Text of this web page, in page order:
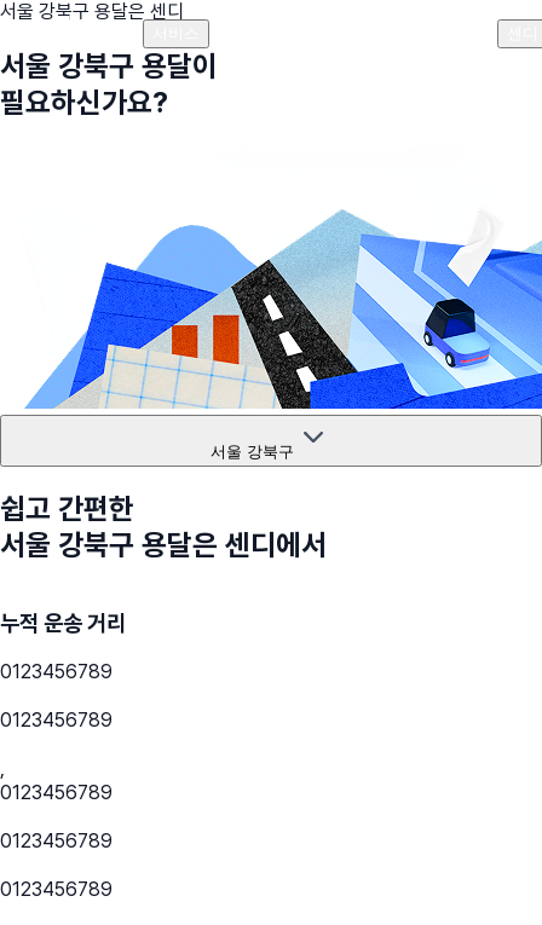
서울 강북구 용달은 센디
서울 강북구 용달이
필요하신가요?
서울 강북구
쉽고 간편한
서울 강북구 용달은 센디에서
누적 운송 거리
0123456789
0123456789
,
0123456789
0123456789
0123456789